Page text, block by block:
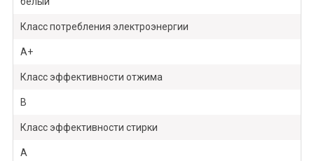
Класс потребления электроэнергии
A+
Класс эффективности отжима
B
Класс эффективности стирки
A